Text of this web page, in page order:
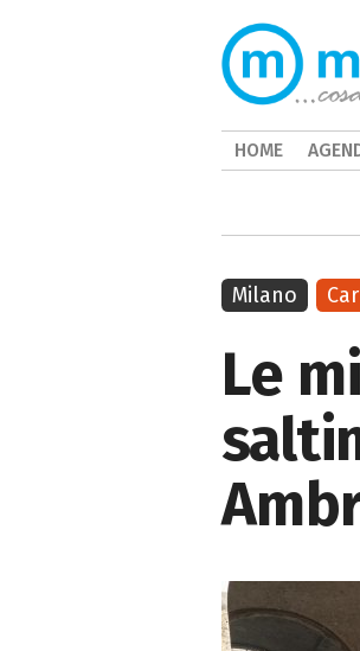
Le
Milano
HOME